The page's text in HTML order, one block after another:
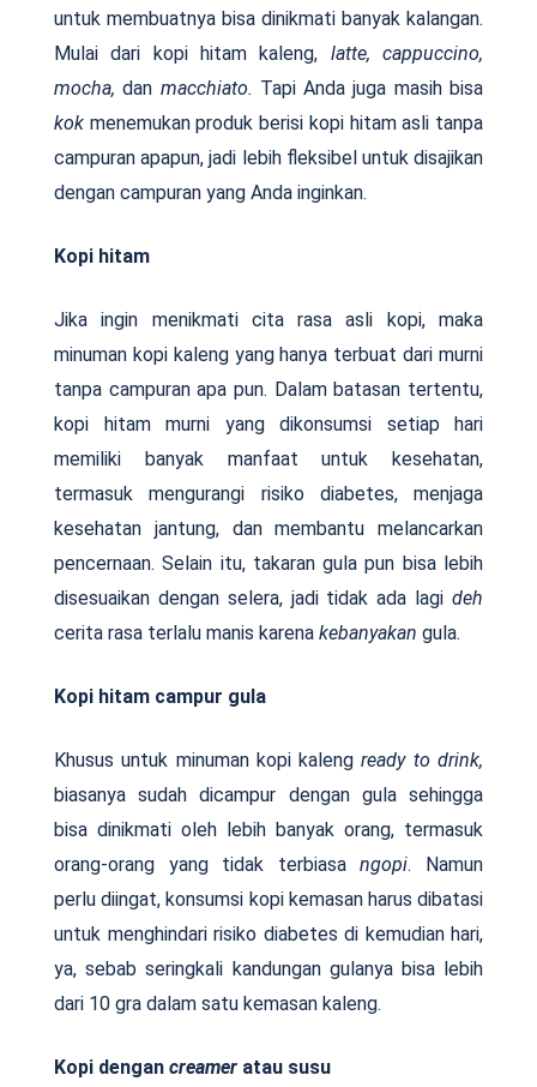
untuk membuatnya bisa dinikmati banyak kalangan.
Mulai dari kopi hitam kaleng, latte, cappuccino,
mocha,dan macchiato. Tapi Anda juga masih bisa
kok menemukan produk berisi kopi hitam asli tanpa
campuran apapun, jadi lebih fleksibel untuk disajikan
dengan campuran yang Anda inginkan.
Kopi hitam
Jika ingin menikmati cita rasa asli kopi, maka
minuman kopi kaleng yang hanya terbuat dari murni
tanpa campuran apa pun. Dalam batasan tertentu,
kopi hitam murni yang dikonsumsi setiap hari
memiliki banyak manfaat untuk kesehatan,
termasuk mengurangi risiko diabetes, menjaga
kesehatan jantung, dan membantu melancarkan
pencernaan. Selain itu, takaran gula pun bisa lebih
disesuaikan dengan selera, jadi tidak ada lagi deh
cerita rasa terlalu manis karena kebanyakan gula.
Kopi hitam campur gula
Khusus untuk minuman kopi kalengready to drink,
biasanya sudah dicampur dengan gula sehingga
bisa dinikmati oleh lebih banyak orang, termasuk
orang-orang yang tidak terbiasangopi. Namun
perlu diingat, konsumsi kopi kemasan harus dibatasi
untuk menghindari risiko diabetes di kemudian hari,
ya, sebab seringkali kandungan gulanya bisa lebih
dari 10 gra dalam satu kemasan kaleng.
Kopi dengan creamer atau susu